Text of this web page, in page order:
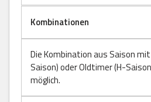
Kombinationen
Die Kombination aus Saison
Saison) oder Oldtimer (H-
möglich.